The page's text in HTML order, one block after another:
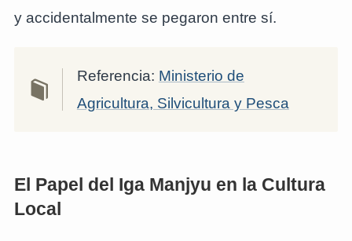
y accidentalmente se pegaron entre sí.
Referencia: Ministerio de
Agricultura, Silvicultura y Pesca
El Papel del Iga Manjyu en la Cultura
Local